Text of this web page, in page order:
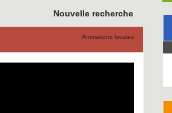
Nouvelle recherche
Animations locales